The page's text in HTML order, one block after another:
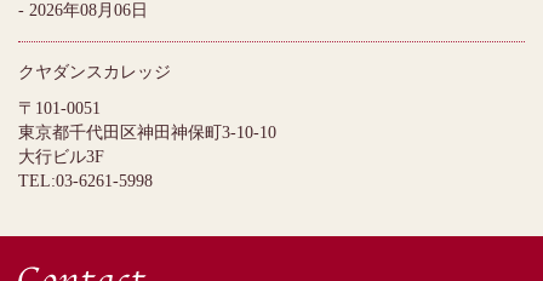
- 2026年08月06日
クヤダンスカレッジ
〒101-0051
東京都千代田区神田神保町3-10-10
大行ビル3F
TEL:03-6261-5998